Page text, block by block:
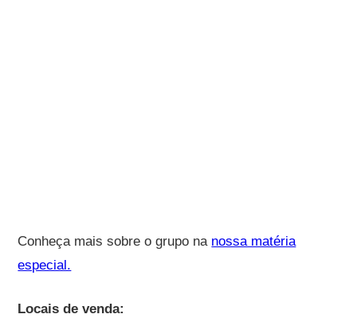
Conheça mais sobre o grupo na nossa matéria
especial.
Locais de venda: